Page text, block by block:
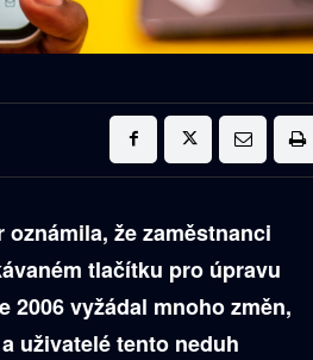
že zaměstnanci
tlačítku pro úpravu
vyžádal mnoho změn,
uživatelé tento neduh